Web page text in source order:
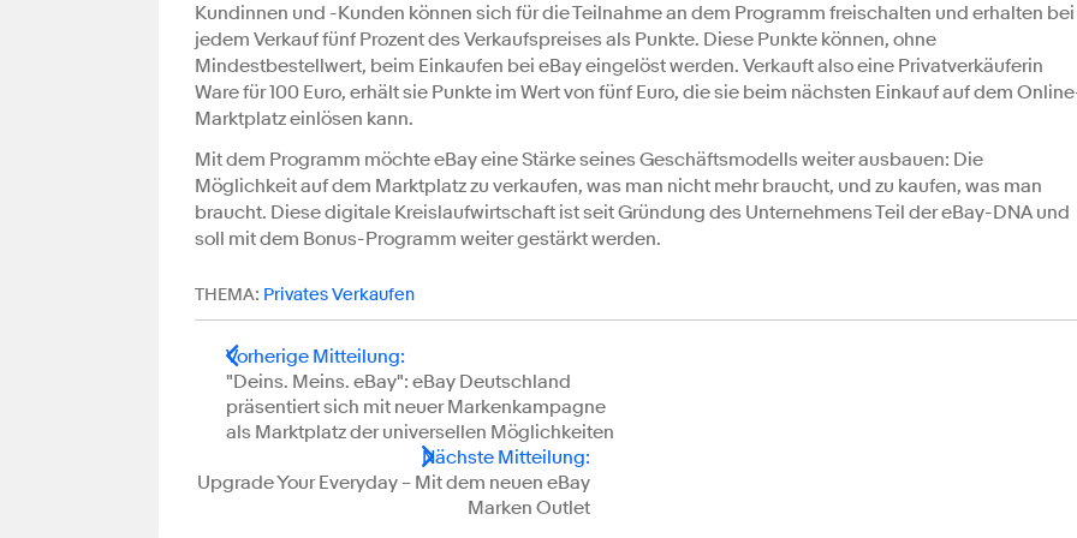
Kundinnen und -Kunden können sich für die Teilnahme an dem Programm freischalten und erhalten bei
jedem Verkauf fünf Prozent des Verkaufspreises als Punkte. Diese Punkte können, ohne
Mindestbestellwert, beim Einkaufen bei eBay eingelöst werden. Verkauft also eine Privatverkäuferin
Ware für 100 Euro, erhält sie Punkte im Wert von fünf Euro, die sie beim nächsten Einkauf auf dem
Marktplatz einlösen kann.
Mit dem Programm möchte eBay eine Stärke seines Geschäftsmodells weiter ausbauen: Die
Möglichkeit auf dem Marktplatz zu verkaufen, was man nicht mehr braucht, und zu kaufen, was man
braucht. Diese digitale Kreislaufwirtschaft ist seit Gründung des Unternehmens Teil der eBay-DNA und
soll mit dem Bonus-Programm weiter gestärkt werden.
THEMA: Privates Verkaufen
Vorherige Mitteilung:
"Deins. Meins. eBay": eBay Deutschland
präsentiert sich mit neuer Markenkampagne
als Marktplatz der universellen Möglichkeiten
Nächste Mitteilung:
Upgrade Your Everyday – Mit dem neuen eBay
Marken Outlet